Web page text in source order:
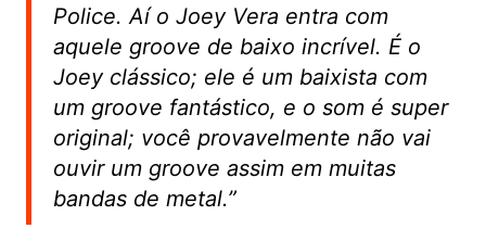
Police. Aí o Joey Vera entra com
aquele groove de baixo incrível. É o
Joey clássico; ele é um baixista com
um groove fantástico, e o som é super
original; você provavelmente não vai
ouvir um groove assim em muitas
bandas de metal.”